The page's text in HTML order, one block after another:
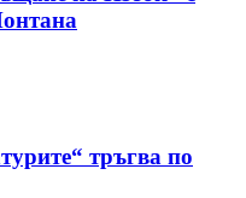
тръгва по